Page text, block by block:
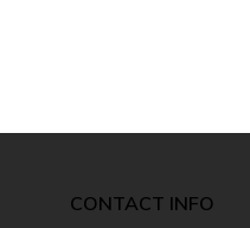
CONTACT INFO